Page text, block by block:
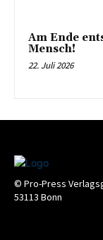
Am Ende
Mensch!
22. Juli 2026
© Pro-Press
53113 Bonn